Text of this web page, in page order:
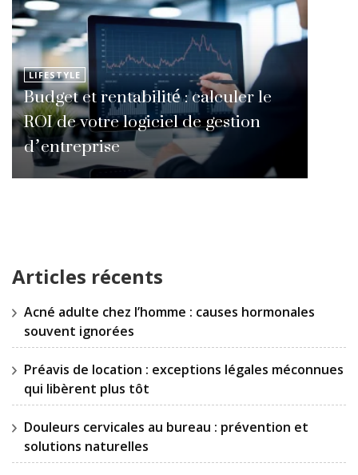
LIFESTYLE
Budget et rentabilité : calculer le
ROI de votre logiciel de gestion
d’entreprise
Articles récents
Acné adulte chez l’homme : causes hormonales
souvent ignorées
Préavis de location : exceptions légales méconnues
qui libèrent plus tôt
Douleurs cervicales au bureau : prévention et
solutions naturelles